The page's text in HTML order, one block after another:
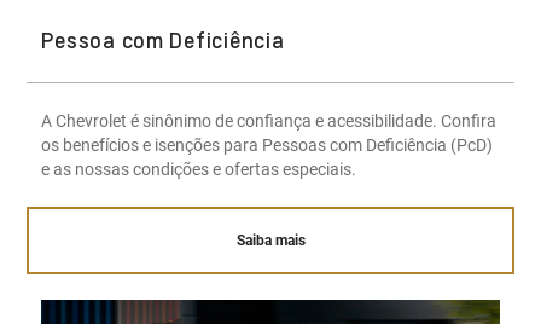
Pessoa com Deficiência
A Chevrolet é sinônimo de confiança e acessibilidade. Confira
os benefícios e isenções para Pessoas com Deficiência (PcD)
e as nossas condições e ofertas especiais.
Saiba mais